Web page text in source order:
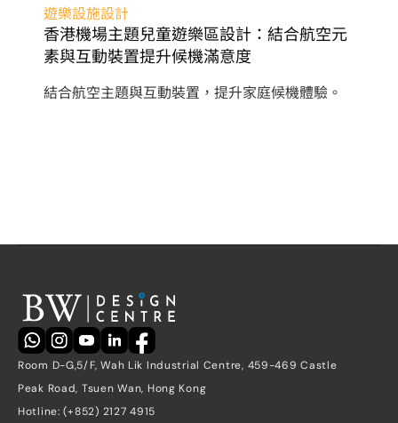
遊樂設施設計
香港機場主題兒童遊樂區設計：結合航空元
素與互動裝置提升候機滿意度
結合航空主題與互動裝置，提升家庭候機體驗。
Room D-G,5/F, Wah Lik Industrial Centre, 459-469 Castle
Peak Road, Tsuen Wan, Hong Kong
Hotline: (+852) 2127 4915